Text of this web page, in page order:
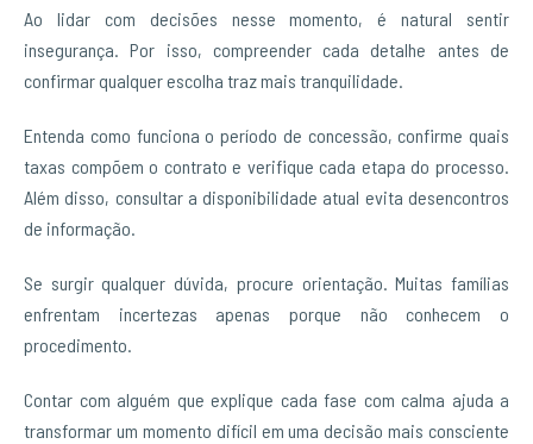
Ao lidar com decisões nesse momento, é natural sentir
insegurança. Por isso, compreender cada detalhe antes de
confirmar qualquer escolha traz mais tranquilidade.
Entenda como funciona o período de concessão, confirme quais
taxas compõem o contrato e verifique cada etapa do processo.
Além disso, consultar a disponibilidade atual evita desencontros
de informação.
Se surgir qualquer dúvida, procure orientação. Muitas famílias
enfrentam incertezas apenas porque não conhecem o
procedimento.
Contar com alguém que explique cada fase com calma ajuda a
transformar um momento difícil em uma decisão mais consciente